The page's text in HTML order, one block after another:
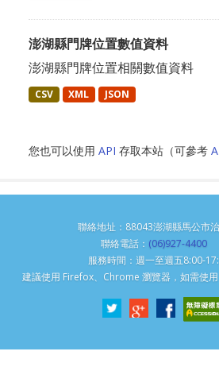
澎湖縣門牌位置數值資料
澎湖縣門牌位置相關數值資料
CSV XML JSON
您也可以使用 API 存取本站（可參考
聯絡地址：88043澎湖縣馬公
聯絡電話： (06)927-4400
服務時間：週一至週五
建議使用 Firefox、Chrome 瀏覽器，如需使用